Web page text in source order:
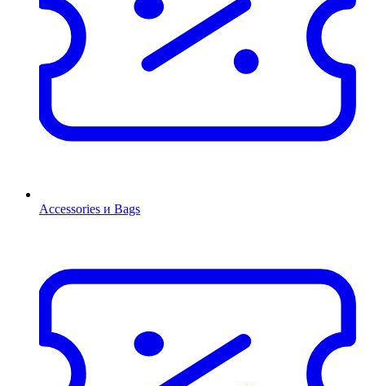
Accessories и Bags